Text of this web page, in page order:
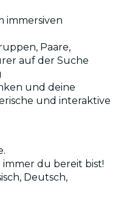
immersiven
Paare,
auf der Suche
und deine
und interaktive
du bereit bist!
Deutsch,